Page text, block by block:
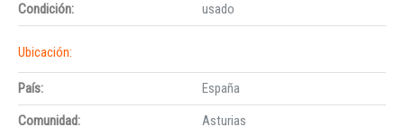
Condición:
usado
Ubicación:
País:
España
Comunidad:
Asturias